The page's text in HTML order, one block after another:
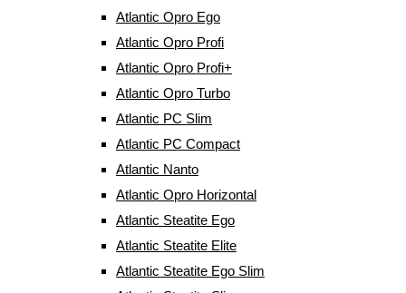
Atlantic Opro Ego
Atlantic Opro Profi
Atlantic Opro Profi+
Atlantic Opro Turbo
Atlantic PC Slim
Atlantic PC Compact
Atlantic Nanto
Atlantic Opro Horizontal
Atlantic Steatite Ego
Atlantic Steatite Elite
Atlantic Steatite Ego Slim
Запчасти к бойлерам ⇒Термостаты
температуры Vertigo 65
Датчик температуры Vertigo 65
грн